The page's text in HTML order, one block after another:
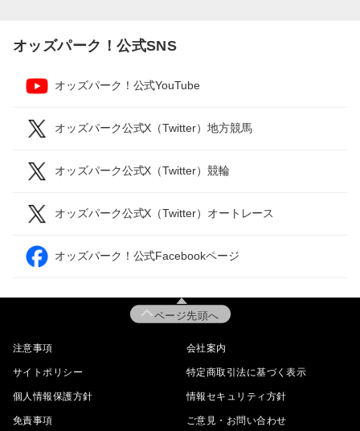
オッズパーク！公式SNS
オッズパーク！公式YouTube
オッズパーク公式X（Twitter）地方競馬
オッズパーク公式X（Twitter）競輪
オッズパーク公式X（Twitter）オートレース
オッズパーク！公式Facebookページ
ページ先頭へ
注意事項 会社案内
サイトポリシー 特定商取引法に基づく表示
個人情報保護方針 情報セキュリティ方針
免責事項 ご意見・お問い合わせ